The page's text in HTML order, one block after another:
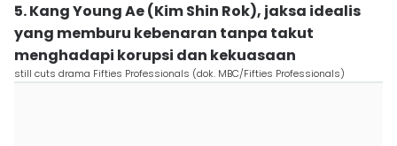
5. Kang Young Ae (Kim Shin Rok), jaksa idealis
yang memburu kebenaran tanpa takut
menghadapi korupsi dan kekuasaan
still cuts drama Fifties Professionals (dok. MBC/Fifties Professionals)